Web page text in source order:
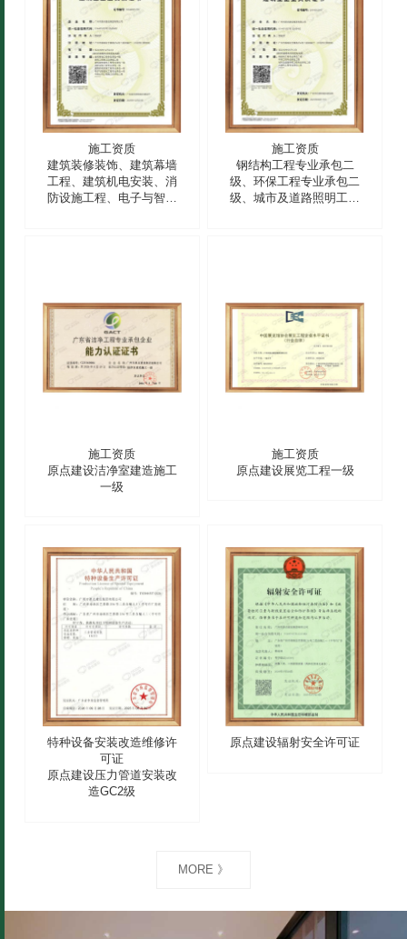
施工资质
建筑装修装饰、建筑幕墙
工程、建筑机电安装、消
防设施工程、电子与智能
施工资质
钢结构工程专业承包二
级、环保工程专业承包二
级、城市及道路照明工程
施工资质
原点建设洁净室建造施工
一级
施工资质
原点建设展览工程一级
特种设备安装改造维修许
可证
原点建设压力管道安装改
造GC2级
原点建设辐射安全许可证
MORE 》